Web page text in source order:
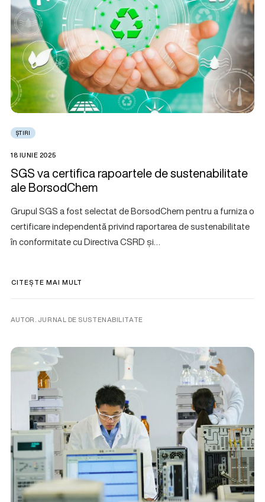
ȘTIRI
18 IUNIE 2025
SGS va certifica rapoartele de sustenabilitate
ale BorsodChem
Grupul SGS a fost selectat de BorsodChem pentru a furniza o
certificare independentă privind raportarea de sustenabilitate
în conformitate cu Directiva CSRD și…
CITEȘTE MAI MULT
AUTOR. JURNAL DE SUSTENABILITATE